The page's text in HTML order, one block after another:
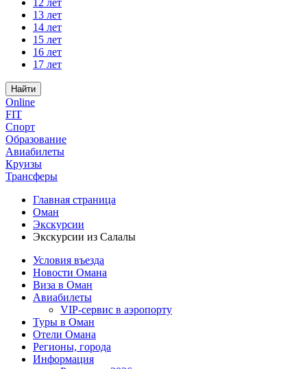
12 лет
13 лет
14 лет
15 лет
16 лет
17 лет
Найти
Online
FIT
Спорт
Образование
Авиабилеты
Круизы
Трансферы
Главная страница
Оман
Экскурсии
Экскурсии из Салалы
Условия въезда
Новости Омана
Виза в Оман
Авиабилеты
VIP-сервис в аэропорту
Туры в Оман
Отели Омана
Регионы, города
Информация